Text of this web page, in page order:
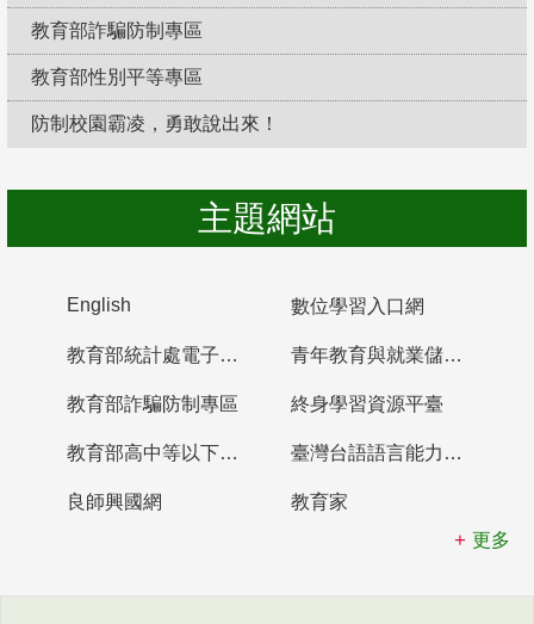
教育部詐騙防制專區
教育部性別平等專區
防制校園霸凌，勇敢說出來！
主題網站
English 數位學習入口網
教育部統計處電子書櫃 青年教育與就業儲蓄帳戶
教育部詐騙防制專區 終身學習資源平臺
教育部高中等以下學校及幼兒園教師資格檢定考試 臺灣台語語言能力認證網站
良師興國網
教育家
更多